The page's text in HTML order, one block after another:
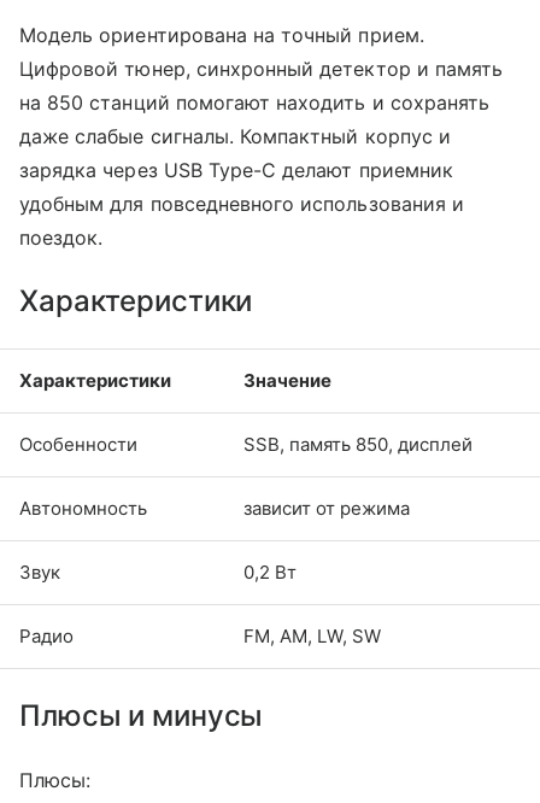
Модель ориентирована на точный прием.
Цифровой тюнер, синхронный детектор и память
на 850 станций помогают находить и сохранять
даже слабые сигналы. Компактный корпус и
зарядка через USB Type-C делают приемник
удобным для повседневного использования и
поездок.
Характеристики
Характеристики Значение
Особенности SSB, память 850, дисплей
Автономность зависит от режима
Звук 0,2 Вт
Радио FM, AM, LW, SW
Плюсы и минусы
Плюсы: